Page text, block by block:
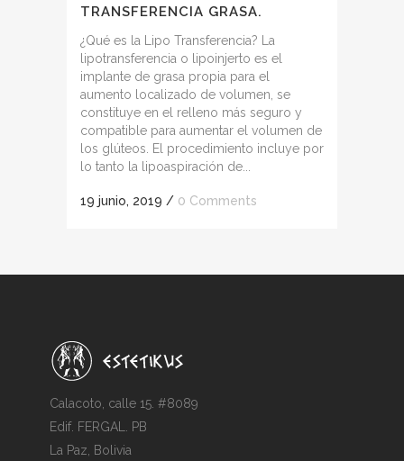
TRANSFERENCIA GRASA.
¿Qué es la Lipo Transferencia? La
lipotransferencia o lipoinjerto es el
implante de grasa propia para el
aumento localizado de volumen, se
constituye en el relleno más seguro y
compatible para aumentar el volumen de
los glúteos. El procedimiento incluye por
lo tanto la lipoaspiración de...
19 junio, 2019 / 0 Comments
Calacoto, calle 15. #8089
Edif. FERGAL. PB
La Paz, Bolivia